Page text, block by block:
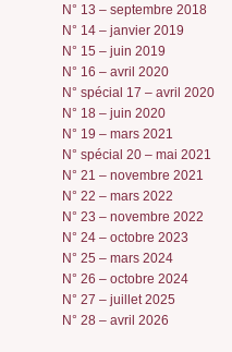
N° 13 – septembre 2018
N° 14 – janvier 2019
N° 15 – juin 2019
N° 16 – avril 2020
N° spécial 17 – avril 2020
N° 18 – juin 2020
N° 19 – mars 2021
N° spécial 20 – mai 2021
N° 21 – novembre 2021
N° 22 – mars 2022
N° 23 – novembre 2022
N° 24 – octobre 2023
N° 25 – mars 2024
N° 26 – octobre 2024
N° 27 – juillet 2025
N° 28 – avril 2026